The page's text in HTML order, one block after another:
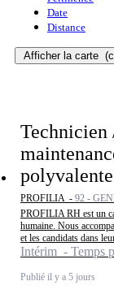
Date
Distance
Afficher la carte
Technicien
PROFILIA - 92 -
PROFILIA RH est un
humaine. Nous
et les candidats dans
Intérim - Temps
Publié il y a 5 jours